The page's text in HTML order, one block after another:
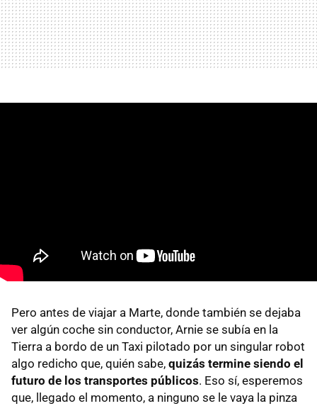
Pero antes de viajar a Marte, donde también se dejaba
ver algún coche sin conductor, Arnie se subía en la
Tierra a bordo de un Taxi pilotado por un singular robot
algo redicho que, quién sabe, quizás termine siendo el
futuro de los transportes públicos. Eso sí, esperemos
que, llegado el momento, a ninguno se le vaya la pinza